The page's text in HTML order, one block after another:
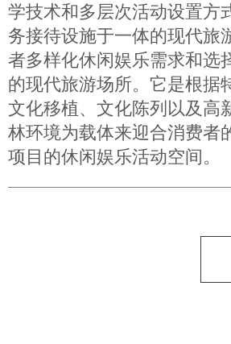
学技术和多层次活动设置方
务接待设施于一体的现代旅
者多样化休闲娱乐需求和选
的现代旅游场所。它是根据
文化移植、文化陈列以及高
林环境为载体来迎合消费者
项目的休闲娱乐活动空间。